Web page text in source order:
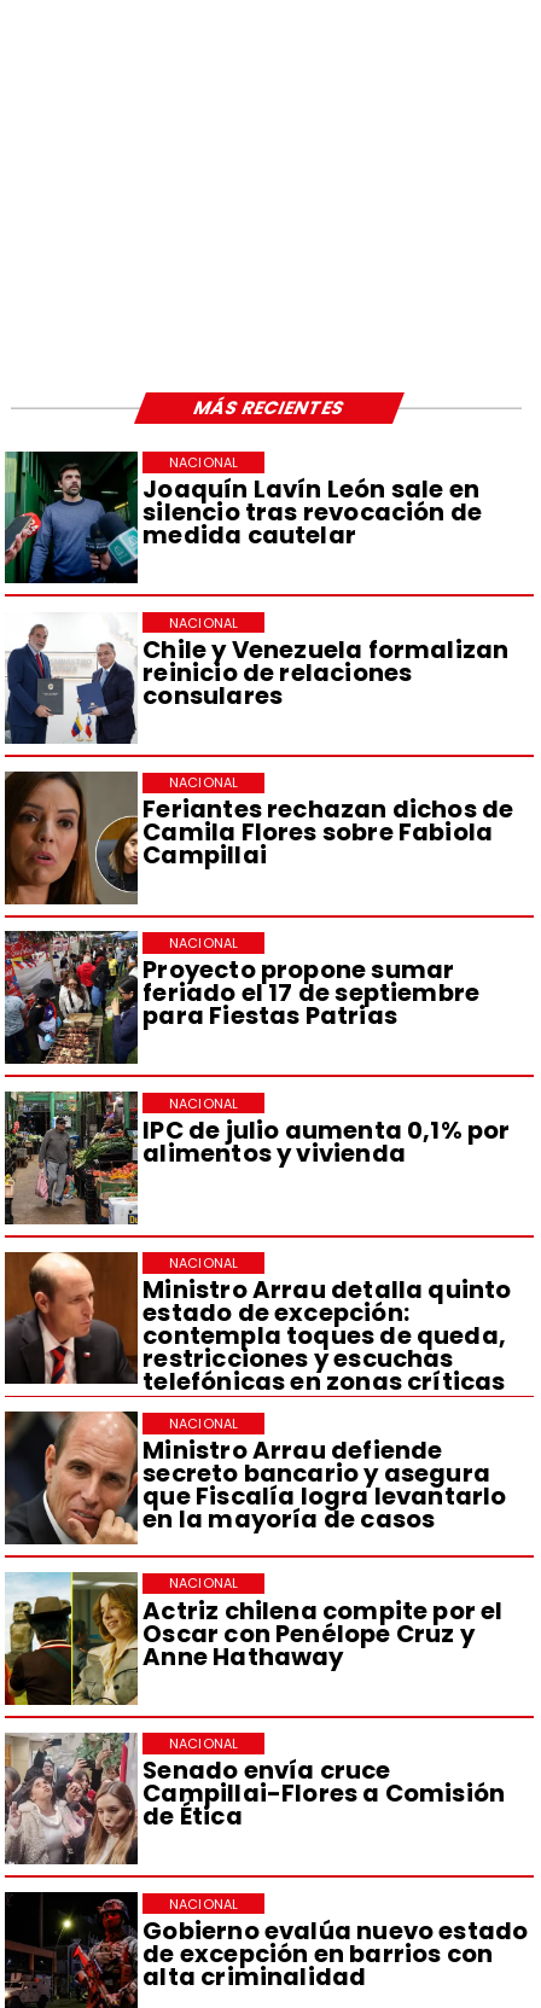
Joaquín Lavín León sale en
silencio tras revocación de
medida cautelar
NACIONAL
Chile y Venezuela formalizan
reinicio de relaciones
consulares
NACIONAL
Feriantes rechazan dichos de
Camila Flores sobre Fabiola
Campillai
NACIONAL
Proyecto propone sumar
feriado el 17 de septiembre
para Fiestas Patrias
NACIONAL
IPC de julio aumenta 0,1% por
alimentos y vivienda
NACIONAL
Ministro Arrau detalla quinto
estado de excepción:
contempla toques de queda,
restricciones y escuchas
telefónicas en zonas críticas
NACIONAL
Ministro Arrau defiende
secreto bancario y asegura
que Fiscalía logra levantarlo
en la mayoría de casos
NACIONAL
Actriz chilena compite por el
Oscar con Penélope Cruz y
Anne Hathaway
NACIONAL
Senado envía cruce
Campillai-Flores a Comisión
de Ética
NACIONAL
Gobierno evalúa nuevo estado
de excepción en barrios con
alta criminalidad
NACIONAL
MÁS RECIENTES